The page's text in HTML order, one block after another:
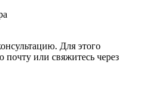
Для этого
или свяжитесь через